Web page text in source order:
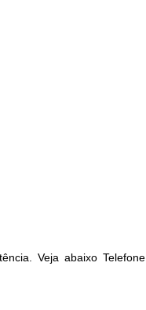
Veja abaixo Telefone,